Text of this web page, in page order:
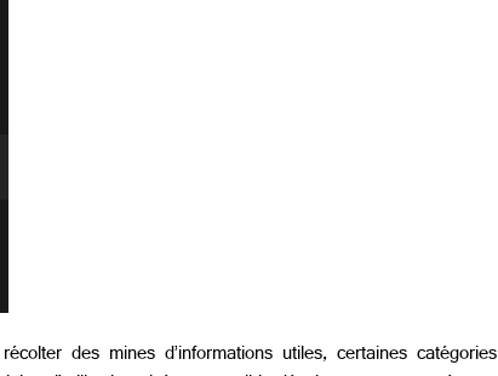
des mines d’informations utiles, certaines catégories